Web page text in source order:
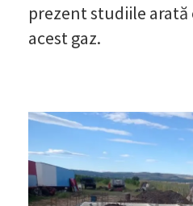
prezent studiile arată
acest gaz.